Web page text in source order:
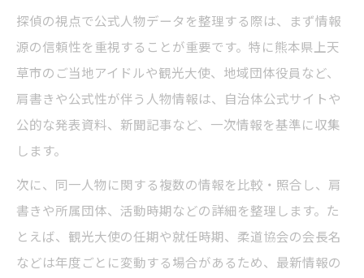
探偵の手法でご当地アイドルを特定する秘
訣
探偵組合と連携して信頼性を高める調査法
地域情報を探偵目線で確実に整理する方法
探偵の調査力で地域情報を精査する手順
探偵技術を活用した地域人物整理のコツ
探偵の視点で公式人物データを整理する際は、まず情報
源の信頼性を重視することが重要です。特に熊本県上天
草市のご当地アイドルや観光大使、地域団体役員など、
肩書きや公式性が伴う人物情報は、自治体公式サイトや
公的な発表資料、新聞記事など、一次情報を基準に収集
します。
次に、同一人物に関する複数の情報を比較・照合し、肩
書きや所属団体、活動時期などの詳細を整理します。た
とえば、観光大使の任期や就任時期、柔道協会の会長名
などは年度ごとに変動する場合があるため、最新情報の